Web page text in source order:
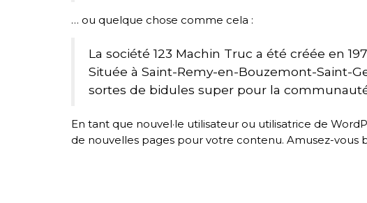
… ou quelque chose comme cela :
La société 123 Machin Truc a été créée en
Située à Saint-Remy-en-Bouzemont-Saint-
sortes de bidules super pour la
En tant que nouvel·le utilisateur ou utilisatrice de
de nouvelles pages pour votre contenu. Amusez-vous